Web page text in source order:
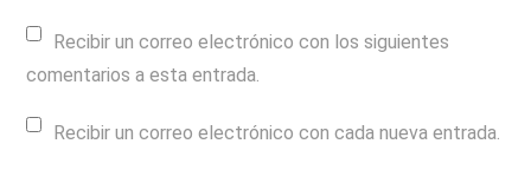
Recibir un correo electrónico con los siguientes
comentarios a esta entrada.
Recibir un correo electrónico con cada nueva entrada.